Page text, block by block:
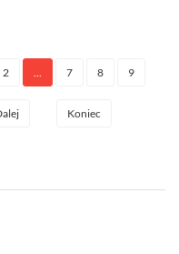
2 7 8 9
Koniec